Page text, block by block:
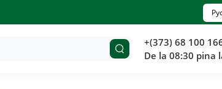
+(373) 68 100
De la 08:30 pina